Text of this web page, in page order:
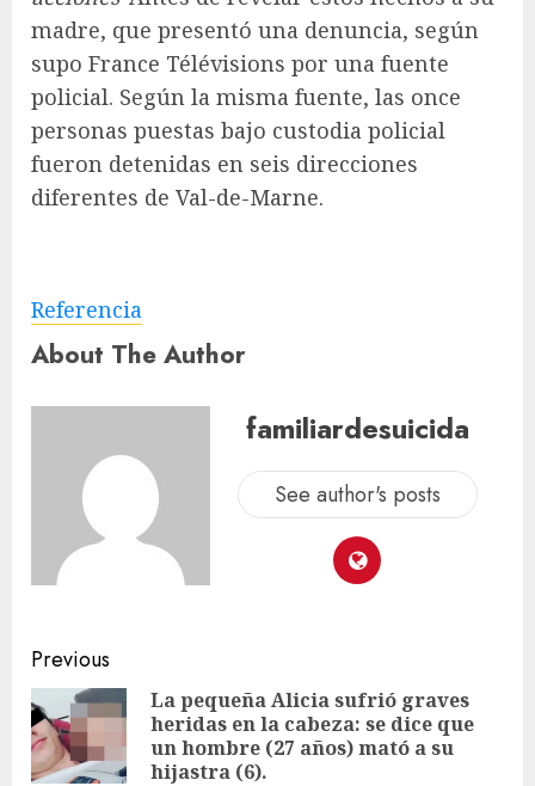
madre, que presentó una denuncia, según
supo France Télévisions por una fuente
policial. Según la misma fuente, las once
personas puestas bajo custodia policial
fueron detenidas en seis direcciones
diferentes de Val-de-Marne.
Referencia
About The Author
familiardesuicida
See author's posts
Previous
La pequeña Alicia sufrió graves
heridas en la cabeza: se dice que
un hombre (27 años) mató a su
hijastra (6).